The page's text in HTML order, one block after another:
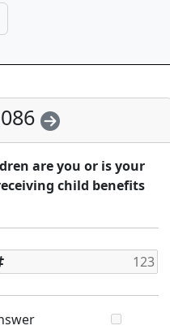
are you or is your
child benefits